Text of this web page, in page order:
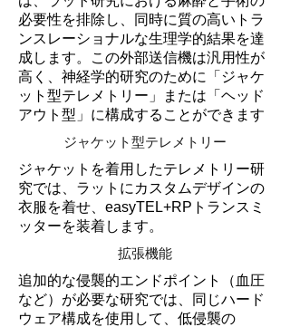
必要性を排除し、同時に質の高いトラ
ンスレーショナルな生理学的結果を達
成します。この外部送信機は汎用性が
高く、神経学的研究のために「ジャケ
ット型テレメトリー」または「ヘッド
アウト型」に構成することができます
ジャケット型テレメトリー
ジャケットを着用したテレメトリー研
究では、ラットにカスタムデザインの
衣服を着せ、easyTEL+RPトランスミ
ッターを装着します。
拡張機能
追加的な侵襲的エンドポイント（血圧
など）が必要な研究では、同じハード
ウェア構成を使用して、低侵襲の